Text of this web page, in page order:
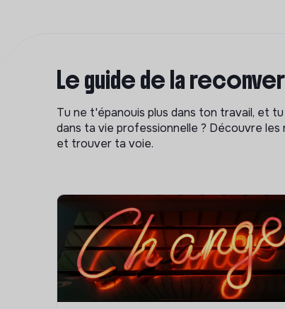
Le guide de la
Tu ne t'épanouis plus dans ton travail, et
dans ta vie professionnelle ? Découvre
et trouver ta voie.